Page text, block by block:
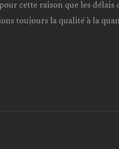
cette raison que les
toujours la qualité à la